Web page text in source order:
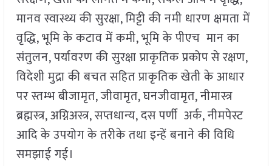
मानव स्वास्थ्य की सुरक्षा, मिट्टी की नमी धारण क्षमता में
वृद्धि, भूमि के कटाव में कमी, भूमि के पीएच मान का
संतुलन, पर्यावरण की सुरक्षा प्राकृतिक प्रकोप से रक्षण,
विदेशी मुद्रा की बचत सहित प्राकृतिक खेती के आधार
पर स्तम्भ बीजामृत, जीवामृत, घनजीवामृत, नीमास्त्र
ब्रह्मस्त्र, अग्निअस्त्र, सप्तधान्य, दस पर्णी अर्क, नीमपेस्ट
आदि के उपयोग के तरीके तथा इन्हें बनाने की विधि
समझाई गई।